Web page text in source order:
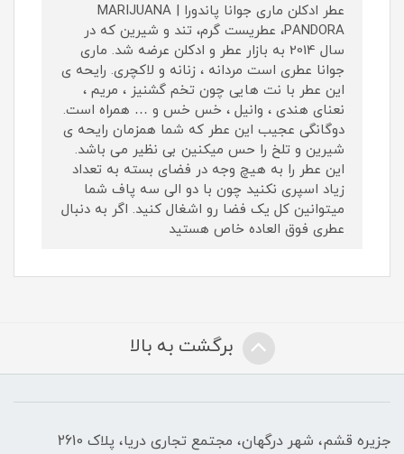
عطر ادکلن ماری جوانا پاندورا | MARIJUANA
PANDORA، عطریست گرم، تند و شیرین که در
سال 2014 به بازار عطر و ادکلن عرضه شد. ماری
جوانا عطری است مردانه ، زنانه و لاکچری. رایحه ی
این عطر با نت هایی چون تخم گشنیز ، مریم ،
نعنای هندی ، وانیل ، خس خس و … همراه است.
دوگانگی عجیب این عطر که شما همزمان رایحه ی
شیرین و تلخ را حس میکنین بی نظیر می باشد.
این عطر را به هیچ وجه در فضای بسته به تعداد
زیاد اسپری نکنید چون با دو الی سه پاف شما
میتوانین کل یک فضا رو اشغال کنید. اگر به دنبال
عطری فوق العاده خاص هستید
برگشت به بالا
جزیره قشم، شهر درگهان، مجتمع تجاری دریا، پلاک 2610